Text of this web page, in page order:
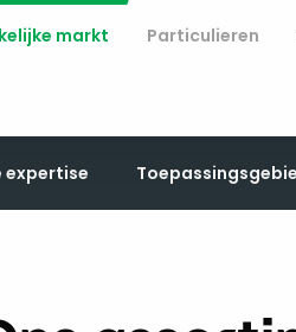
markt Particulieren
expertise